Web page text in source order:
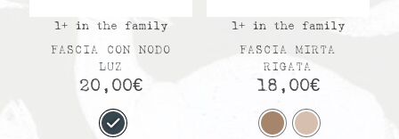
1+ in the family
FASCIA CON NODO
LUZ
20,00€
1+ in the family
FASCIA MIRTA
RIGATA
18,00€